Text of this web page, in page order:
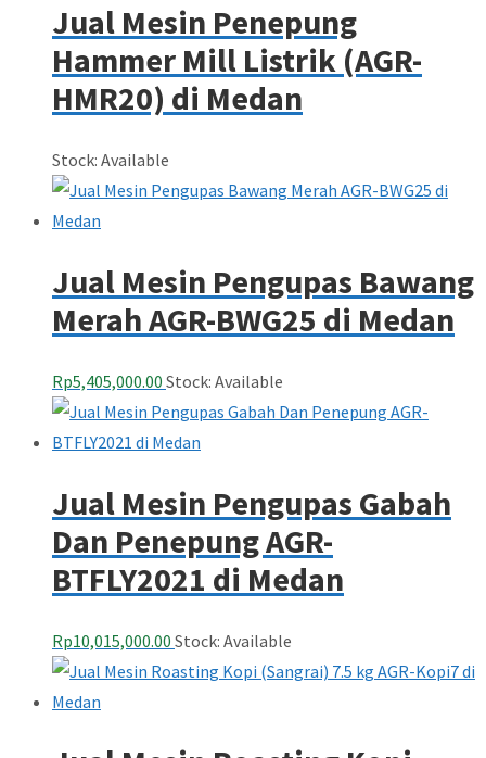
Jual Mesin Penepung
Hammer Mill Listrik (AGR-
HMR20) di Medan
Stock: Available
Jual Mesin Pengupas Bawang
Merah AGR-BWG25 di Medan
Rp5,405,000.00 Stock: Available
Jual Mesin Pengupas Gabah
Dan Penepung AGR-
BTFLY2021 di Medan
Rp10,015,000.00 Stock: Available